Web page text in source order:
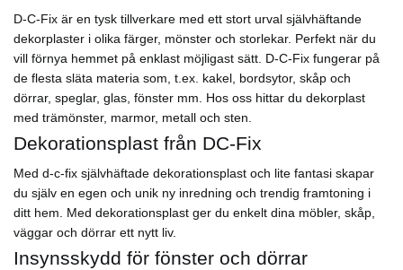
D-C-Fix är en tysk tillverkare med ett stort urval självhäftande
dekorplaster i olika färger, mönster och storlekar. Perfekt när du
vill förnya hemmet på enklast möjligast sätt. D-C-Fix fungerar på
de flesta släta materia som, t.ex. kakel, bordsytor, skåp och
dörrar, speglar, glas, fönster mm. Hos oss hittar du dekorplast
med trämönster, marmor, metall och sten.
Dekorationsplast från DC-Fix
Med d-c-fix självhäftade dekorationsplast och lite fantasi skapar
du själv en egen och unik ny inredning och trendig framtoning i
ditt hem. Med dekorationsplast ger du enkelt dina möbler, skåp,
väggar och dörrar ett nytt liv.
Insynsskydd för fönster och dörrar